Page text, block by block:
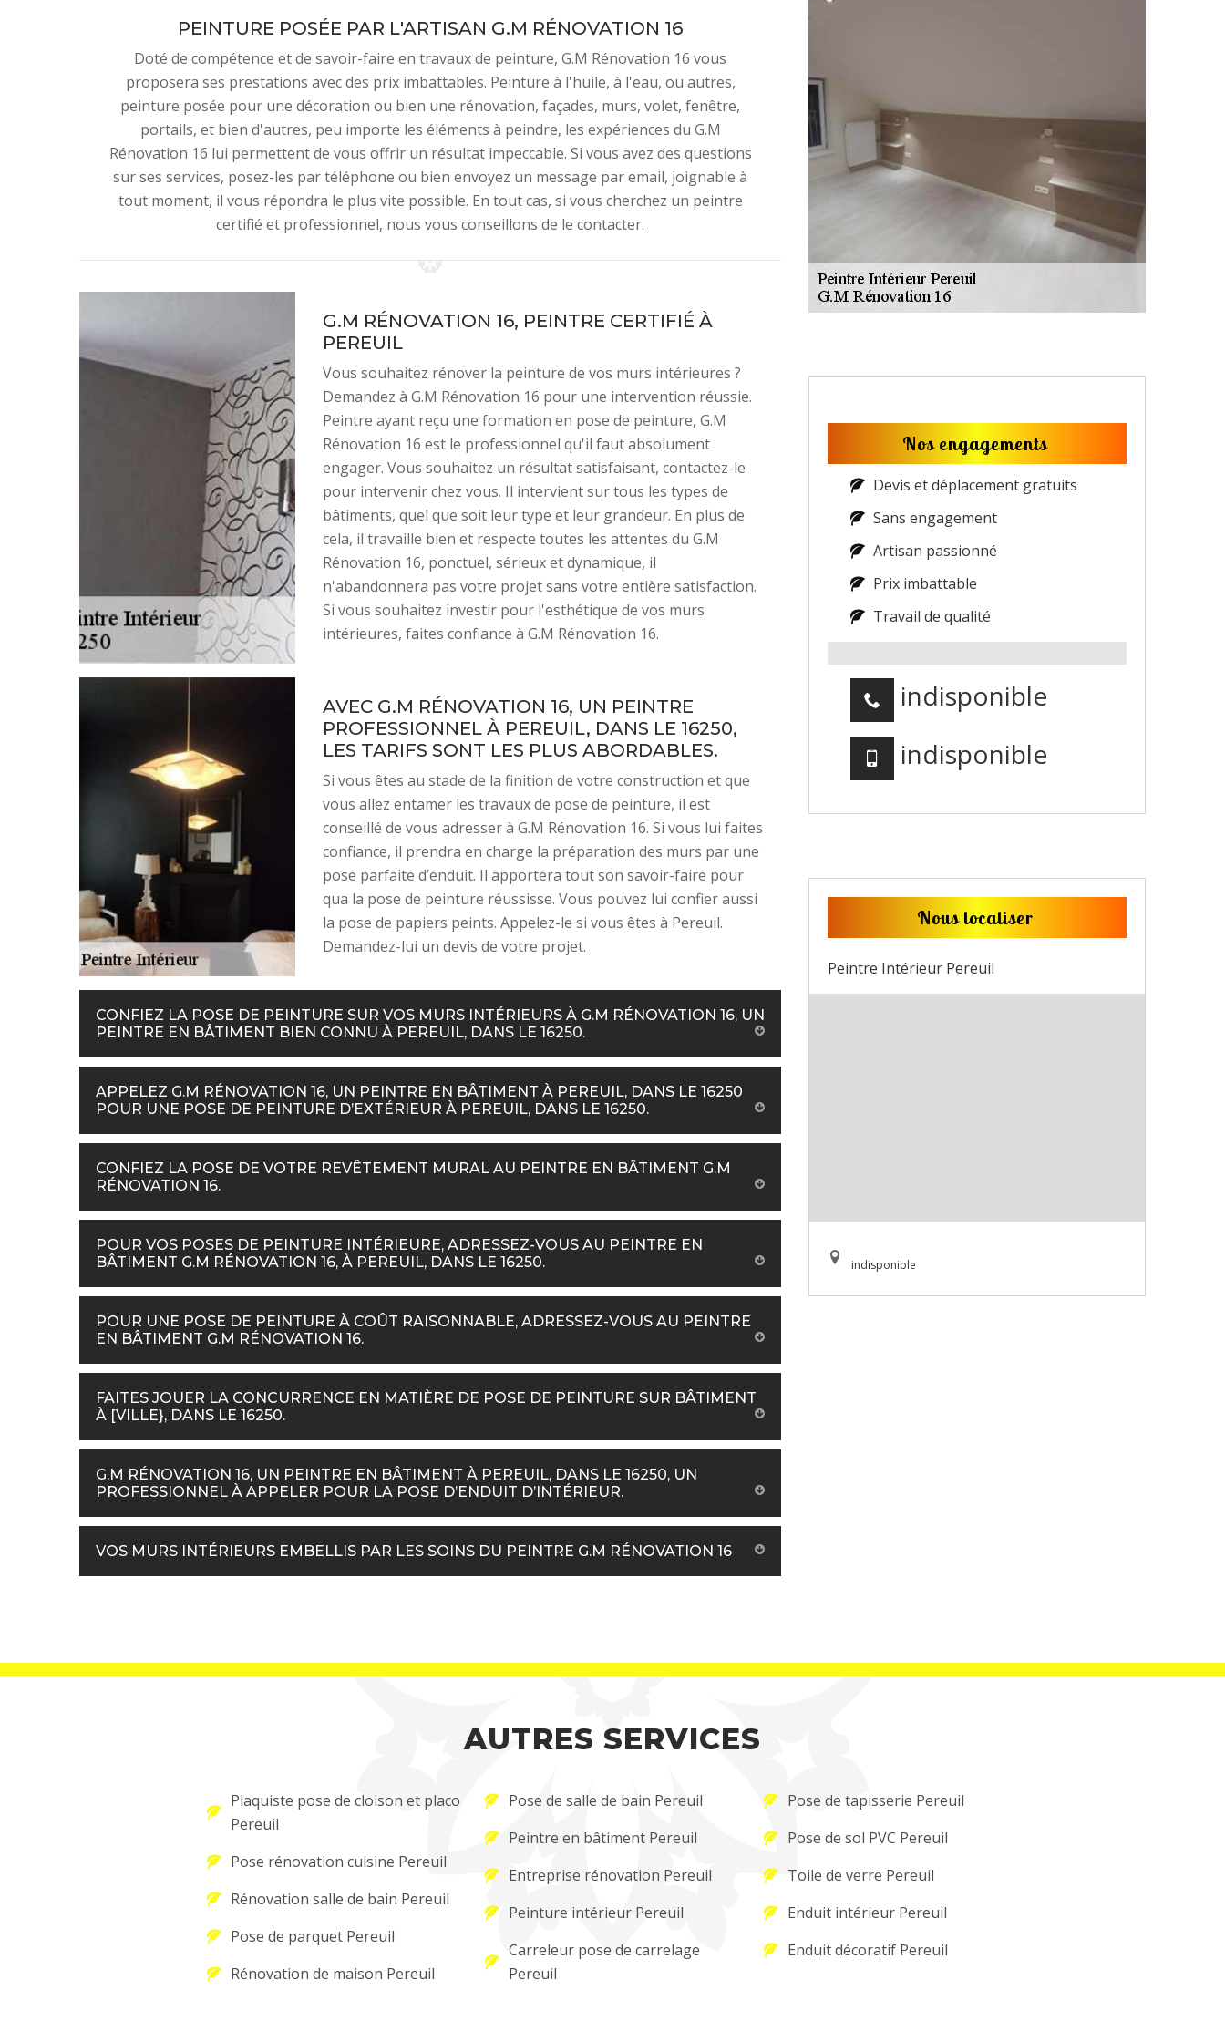
PEINTURE POSÉE PAR L'ARTISAN G.M RÉNOVATION 16
Doté de compétence et de savoir-faire en travaux de peinture, G.M Rénovation 16 vous
proposera ses prestations avec des prix imbattables. Peinture à l'huile, à l'eau, ou autres,
peinture posée pour une décoration ou bien une rénovation, façades, murs, volet, fenêtre,
portails, et bien d'autres, peu importe les éléments à peindre, les expériences du G.M
Rénovation 16 lui permettent de vous offrir un résultat impeccable. Si vous avez des questions
sur ses services, posez-les par téléphone ou bien envoyez un message par email, joignable à
tout moment, il vous répondra le plus vite possible. En tout cas, si vous cherchez un peintre
certifié et professionnel, nous vous conseillons de le contacter.
G.M RÉNOVATION 16, PEINTRE CERTIFIÉ À
PEREUIL
Vous souhaitez rénover la peinture de vos murs intérieures ?
Demandez à G.M Rénovation 16 pour une intervention réussie.
Peintre ayant reçu une formation en pose de peinture, G.M
Rénovation 16 est le professionnel qu'il faut absolument
engager. Vous souhaitez un résultat satisfaisant, contactez-le
pour intervenir chez vous. Il intervient sur tous les types de
bâtiments, quel que soit leur type et leur grandeur. En plus de
cela, il travaille bien et respecte toutes les attentes du G.M
Rénovation 16, ponctuel, sérieux et dynamique, il
n'abandonnera pas votre projet sans votre entière satisfaction.
Si vous souhaitez investir pour l'esthétique de vos murs
intérieures, faites confiance à G.M Rénovation 16.
AVEC G.M RÉNOVATION 16, UN PEINTRE
PROFESSIONNEL À PEREUIL, DANS LE 16250,
LES TARIFS SONT LES PLUS ABORDABLES.
Si vous êtes au stade de la finition de votre construction et que
vous allez entamer les travaux de pose de peinture, il est
conseillé de vous adresser à G.M Rénovation 16. Si vous lui faites
confiance, il prendra en charge la préparation des murs par une
pose parfaite d’enduit. Il apportera tout son savoir-faire pour
qua la pose de peinture réussisse. Vous pouvez lui confier aussi
la pose de papiers peints. Appelez-le si vous êtes à Pereuil.
Demandez-lui un devis de votre projet.
CONFIEZ LA POSE DE PEINTURE SUR VOS MURS INTÉRIEURS À G.M RÉNOVATION 16, UN
PEINTRE EN BÂTIMENT BIEN CONNU À PEREUIL, DANS LE 16250.
APPELEZ G.M RÉNOVATION 16, UN PEINTRE EN BÂTIMENT À PEREUIL, DANS LE 16250
POUR UNE POSE DE PEINTURE D’EXTÉRIEUR À PEREUIL, DANS LE 16250.
CONFIEZ LA POSE DE VOTRE REVÊTEMENT MURAL AU PEINTRE EN BÂTIMENT G.M
RÉNOVATION 16.
POUR VOS POSES DE PEINTURE INTÉRIEURE, ADRESSEZ-VOUS AU PEINTRE EN
BÂTIMENT G.M RÉNOVATION 16, À PEREUIL, DANS LE 16250.
POUR UNE POSE DE PEINTURE À COÛT RAISONNABLE, ADRESSEZ-VOUS AU PEINTRE
EN BÂTIMENT G.M RÉNOVATION 16.
FAITES JOUER LA CONCURRENCE EN MATIÈRE DE POSE DE PEINTURE SUR BÂTIMENT
À [VILLE}, DANS LE 16250.
G.M RÉNOVATION 16, UN PEINTRE EN BÂTIMENT À PEREUIL, DANS LE 16250, UN
PROFESSIONNEL À APPELER POUR LA POSE D’ENDUIT D’INTÉRIEUR.
VOS MURS INTÉRIEURS EMBELLIS PAR LES SOINS DU PEINTRE G.M RÉNOVATION 16
Nos engagements
Devis et déplacement gratuits
Sans engagement
Artisan passionné
Prix imbattable
Travail de qualité
indisponible
indisponible
Nous localiser
Peintre Intérieur Pereuil
indisponible
AUTRES SERVICES
Plaquiste pose de cloison et placo
Pereuil
Pose rénovation cuisine Pereuil
Rénovation salle de bain Pereuil
Pose de parquet Pereuil
Rénovation de maison Pereuil
Pose de salle de bain Pereuil
Peintre en bâtiment Pereuil
Entreprise rénovation Pereuil
Peinture intérieur Pereuil
Carreleur pose de carrelage
Pereuil
Pose de tapisserie Pereuil
Pose de sol PVC Pereuil
Toile de verre Pereuil
Enduit intérieur Pereuil
Enduit décoratif Pereuil